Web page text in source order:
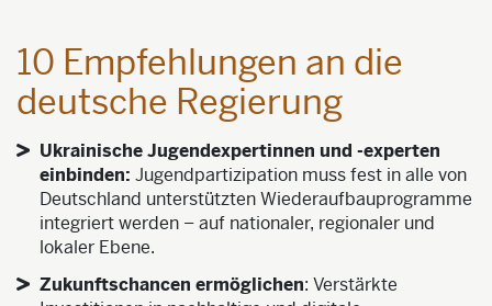
10 Empfehlungen an die
deutsche Regierung
Ukrainische Jugendexpertinnen und -experten
einbinden: Jugendpartizipation muss fest in alle von
Deutschland unterstützten Wiederaufbauprogramme
integriert werden – auf nationaler, regionaler und
lokaler Ebene.
Zukunftschancen ermöglichen: Verstärkte